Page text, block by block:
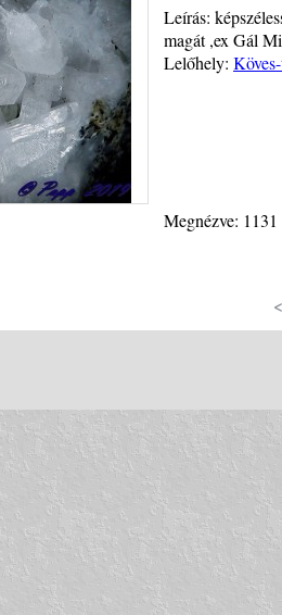
Leírás:
magát ,ex Gál
Lelőhely:
Megnézve: